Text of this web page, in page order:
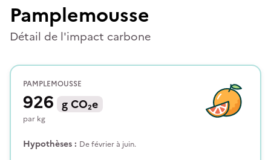
Pamplemousse
Détail de l'impact carbone
PAMPLEMOUSSE
926 gCO₂e
par kg
Hypothèses : De février à juin.